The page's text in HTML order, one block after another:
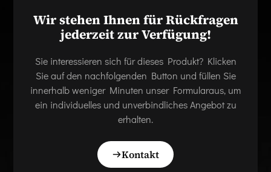
Wir stehen Ihnen für Rückfragen
jederzeit zur Verfügung!
Sie interessieren sich für dieses Produkt? Klicken
Sie auf den nachfolgenden Button und füllen Sie
innerhalb weniger Minuten unser Formularaus, um
ein individuelles und unverbindliches Angebot zu
erhalten.
Kontakt